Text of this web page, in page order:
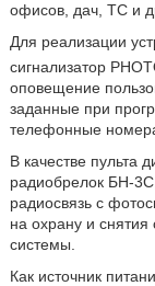
офисов, дач, ТС и
Для реализации
сигнализатор
оповещение
заданные при
телефонные
В качестве пульта
радиобрелок БН-
радиосвязь с
на охрану и
системы.
Как источник